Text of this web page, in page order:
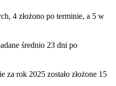
4 złożono po terminie, a 5 w
średnio 23 dni po
za rok 2025 zostało złożone 15